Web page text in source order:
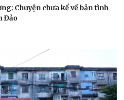
Đời sống
Nhà đẹp
Blog
Chuyện chưa kể về bản tình
Đảo